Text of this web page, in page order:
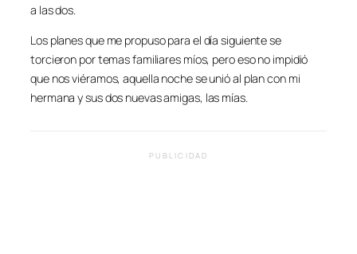
a las dos.
Los planes que me propuso para el día siguiente se
torcieron por temas familiares míos, pero eso no impidió
que nos viéramos, aquella noche se unió al plan con mi
hermana y sus dos nuevas amigas, las mías.
PUBLICIDAD